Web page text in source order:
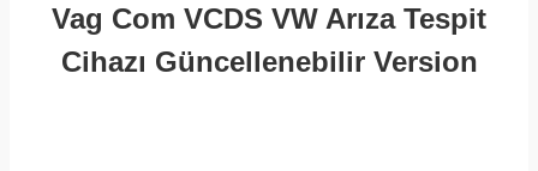
Vag Com VCDS VW Arıza Tespit
Cihazı Güncellenebilir Version